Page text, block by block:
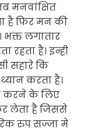
मनवांक्षित
है फिर मन की
भक्त लगातार
रहता है। इन्ही
सहारे कि
करता है।
करने के लिए
लेता है जिससे
रुप सज्जा मे